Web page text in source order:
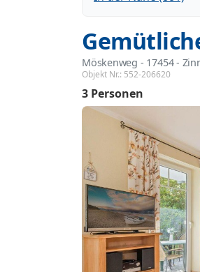
Möskenweg - 17454 -
Objekt Nr.: 552-206620
3 Personen